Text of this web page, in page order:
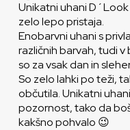
Unikatni uhani
zelo lepo pristaja.
Enobarvni uhani s
različnih barvah, tudi
so za vsak dan in
So zelo lahki po teži,
občutila. Unikatni
pozornost, tako da
kakšno pohvalo 😉